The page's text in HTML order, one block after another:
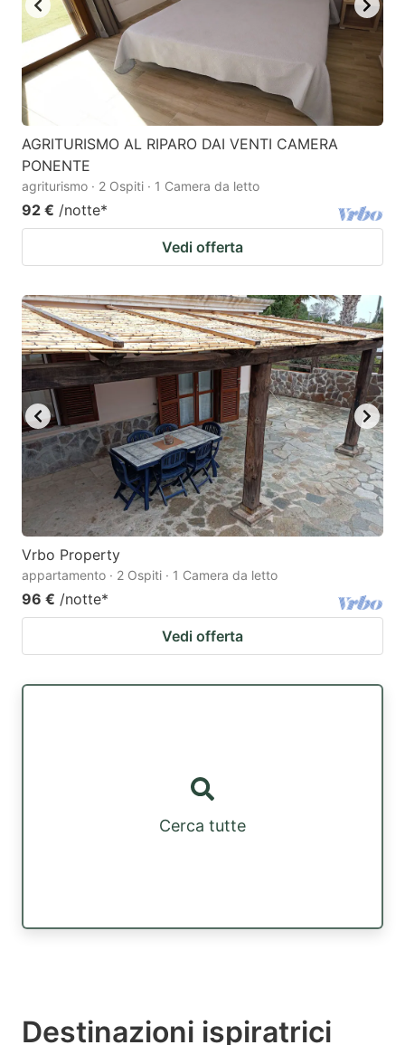
AGRITURISMO AL RIPARO DAI VENTI CAMERA
PONENTE
agriturismo · 2 Ospiti · 1 Camera da letto
92 € /notte*
Vedi offerta
Vrbo Property
appartamento · 2 Ospiti · 1 Camera da letto
96 € /notte*
Vedi offerta
Cerca tutte
Destinazioni ispiratrici